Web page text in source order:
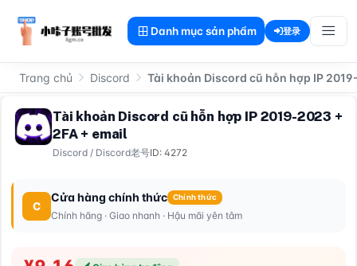
Danh mục sản phẩm 登录
Trang chủ Discord Tài khoản Discord cũ hỗn hợp IP
Tài khoản Discord cũ hỗn hợp IP 2019-2023 +
2FA + email
Discord / Discord老号ID: 4272
C
Cửa hàng chính thức Chính thức
Chính hãng · Giao nhanh · Hậu mãi yên tâm